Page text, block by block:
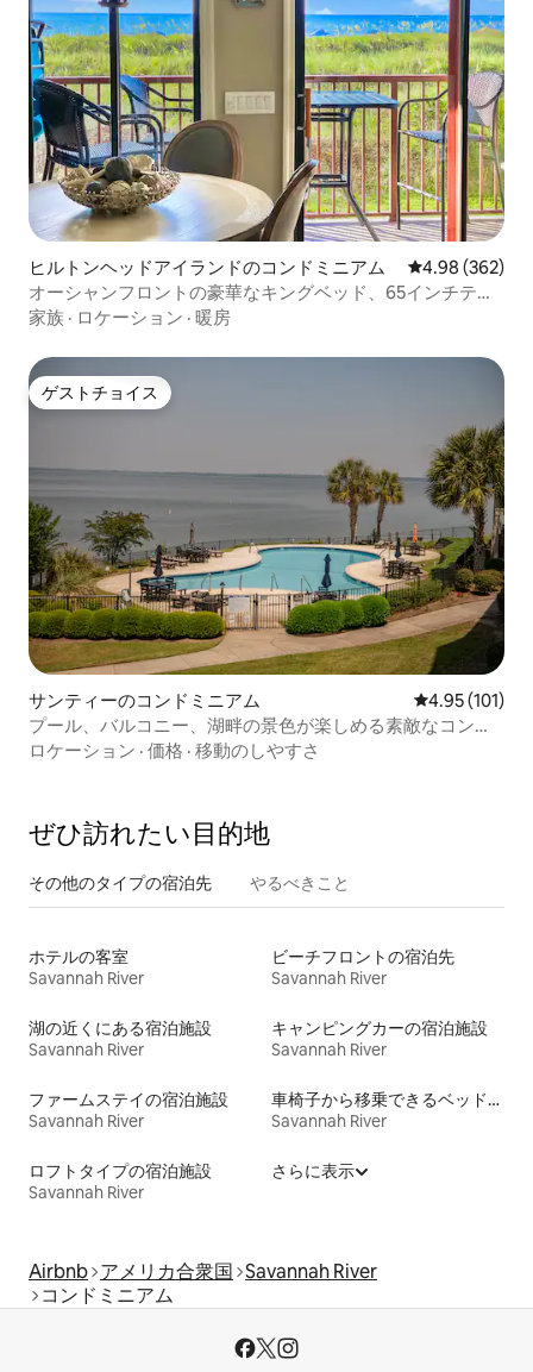
ヒルトンヘッドアイランドのコンドミニアム レビュー362
4.98 (362)
オーシャンフロントの豪華なキングベッド、65インチテレ
ビ、ビーチバー、ピックルボール
家族 · ロケーション · 暖房
ゲストチョイス
ゲストチョイス
サンティーのコンドミニアム レビュー101
4.95 (101)
プール、バルコニー、湖畔の景色が楽しめる素敵なコンド
ミニアム！
ロケーション · 価格 · 移動のしやすさ
ぜひ訪⁠れ⁠た⁠い目⁠的⁠地
その他のタ⁠イ⁠プ⁠の宿⁠泊⁠先 やるべきこと
ホテルの客室
Savannah River
ビーチフロントの宿泊先
Savannah River
湖の近くにある宿泊施設
Savannah River
キャンピングカーの宿泊施設
Savannah River
ファームステイの宿泊施設
Savannah River
車椅子から移乗できるベッドがある宿泊施設
Savannah River
ロフトタイプの宿泊施設
Savannah River
さらに表示
Airbnb アメリカ合衆国 Savannah River
コンドミニアム